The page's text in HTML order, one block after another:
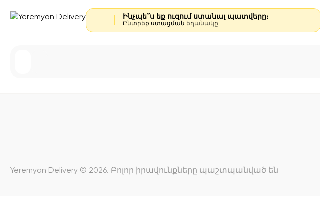
Ինչպե՞ս եք ուզում ստանալ պատվերը։
Ընտրեք ստացման եղանակը
Yeremyan Delivery © 2026. Բոլոր իրավունքները պաշտպանված են